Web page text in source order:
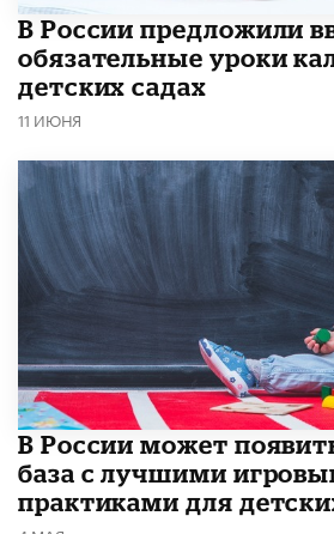
В России предложили
обязательные уроки
детских садах
11 ИЮНЯ
В России может
база с лучшими
практиками для